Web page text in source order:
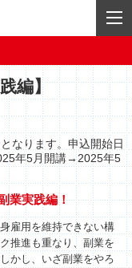
編】
なります。申込開始日
年5月開講→2025年5
業実践編！
雇用を維持できない構
推進も重なり、副業を
かし、いざ副業をやろ